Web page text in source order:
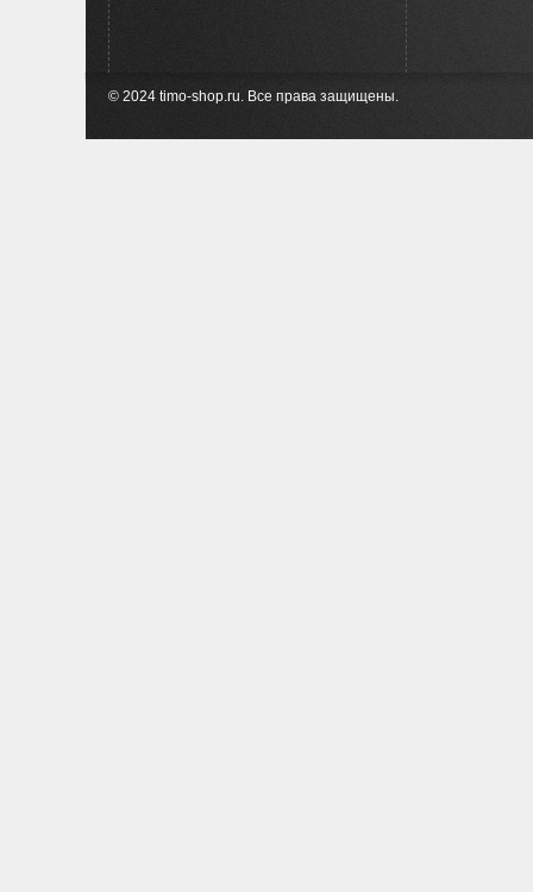
© 2024 timo-shop.ru. Все права защищены.